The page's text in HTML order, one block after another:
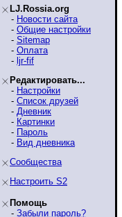
LJ.Rossia.org
- Новости сайта
- Общие настройки
- Sitemap
- Оплата
- ljr-fif
Редактировать...
- Настройки
- Список друзей
- Дневник
- Картинки
- Пароль
- Вид дневника
Сообщества
Настроить S2
Помощь
- Забыли пароль?